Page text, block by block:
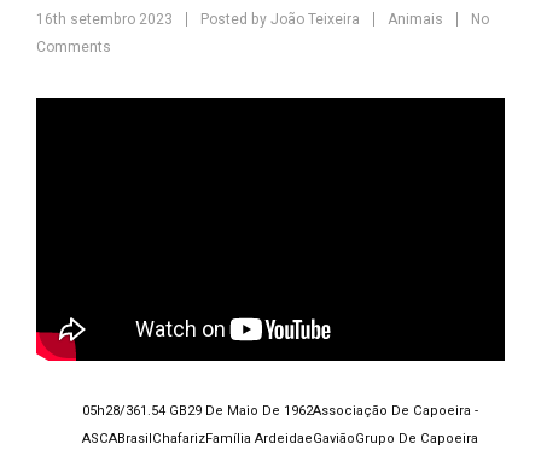
16th setembro 2023 Posted by João Teixeira Animais
No
Comments
05h28/361.54 GB29 De Maio De 1962Associação De Capoeira -
ASCABrasil ChafarizFamília ArdeidaeGaviãoGrupo De Capoeira